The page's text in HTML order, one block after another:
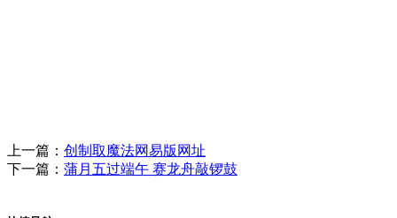
上一篇： 创制取魔法网易版网址
下一篇： 蒲月五过端午 赛龙舟敲锣鼓